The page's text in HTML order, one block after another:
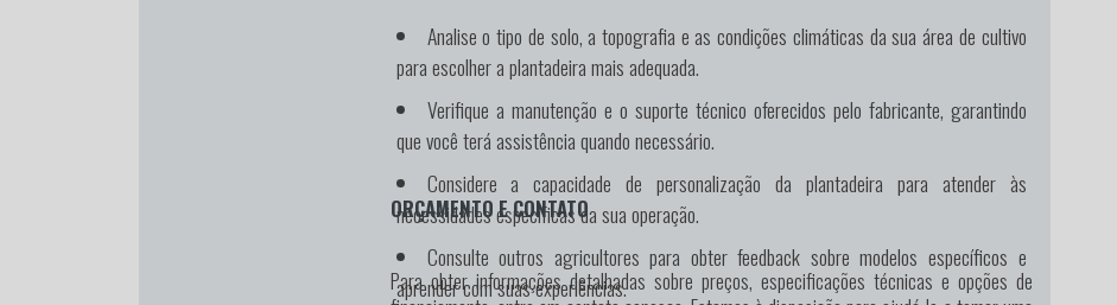
Analise o tipo de solo, a topografia e as condições climáticas da sua área de cultivo
para escolher a plantadeira mais adequada.
Verifique a manutenção e o suporte técnico oferecidos pelo fabricante, garantindo
que você terá assistência quando necessário.
Considere a capacidade de personalização da plantadeira para atender às
necessidades específicas da sua operação.
Consulte outros agricultores para obter feedback sobre modelos específicos e
aprender com suas experiências.
ORÇAMENTO E CONTATO
Para obter informações detalhadas sobre preços, especificações técnicas e opções de